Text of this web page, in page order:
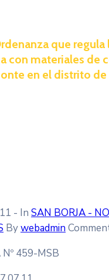
que
con materiales de
en el distrito de
- In SAN BORJA -
Bywebadmin
459-MSB